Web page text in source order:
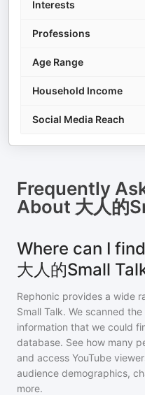
Interests
Professions
Age Range
Household Income
Social Media Reach
Frequently
About 大人的
Where can I
大人的Small
Rephonic provides a wide
Small Talk. We scanned
information that we could
database. See how many
and access YouTube
audience demographics,
more.